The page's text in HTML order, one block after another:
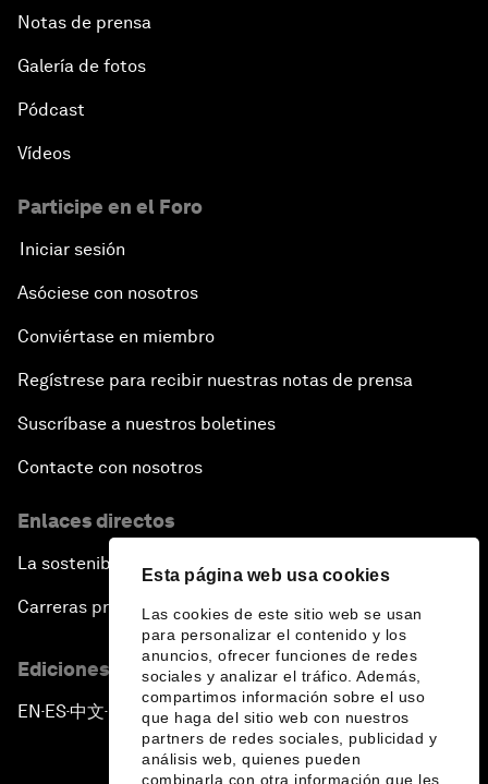
Esta página web usa cookies
Las cookies de este sitio web se usan
para personalizar el contenido y los
anuncios, ofrecer funciones de redes
sociales y analizar el tráfico. Además,
compartimos información sobre el uso
que haga del sitio web con nuestros
partners de redes sociales, publicidad y
análisis web, quienes pueden
combinarla con otra información que les
Notas de prensa
Galería de fotos
Pódcast
Vídeos
Participe en el Foro
Iniciar sesión
Asóciese con nosotros
Conviértase en miembro
Regístrese para recibir nuestras notas de prensa
Suscríbase a nuestros boletines
Contacte con nosotros
Enlaces directos
La sostenibilidad en el Foro
Carreras profesionales
Ediciones en otros idiomas
EN ▪ ES▪中文▪ 日本語